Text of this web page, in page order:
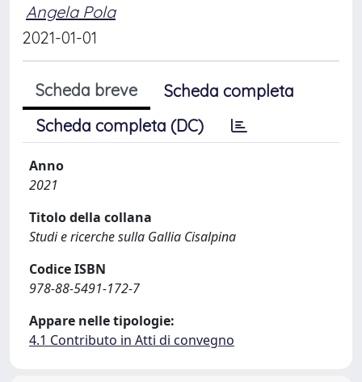
Angela Pola
2021-01-01
Scheda breve
Scheda completa
Scheda completa (DC)
Anno
2021
Titolo della collana
Studi e ricerche sulla Gallia Cisalpina
Codice ISBN
978-88-5491-172-7
Appare nelle tipologie:
4.1 Contributo in Atti di convegno